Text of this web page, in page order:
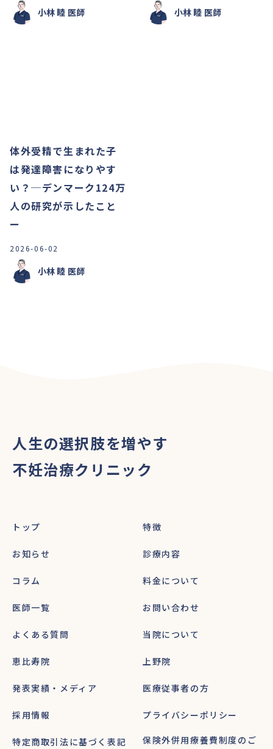
小林 睦 医師 小林 睦 医師
体外受精で生まれた子
は発達障害になりやす
い？─デンマーク124万
人の研究が示したこと
ー
2026-06-02
小林 睦 医師
人生の選択肢を増やす
不妊治療クリニック
トップ 特徴
お知らせ 診療内容
コラム 料金について
医師一覧 お問い合わせ
よくある質問 当院について
恵比寿院 上野院
発表実績・メディア 医療従事者の方
採用情報 プライバシーポリシー
特定商取引法に基づく表記
保険外併用療養費制度のご